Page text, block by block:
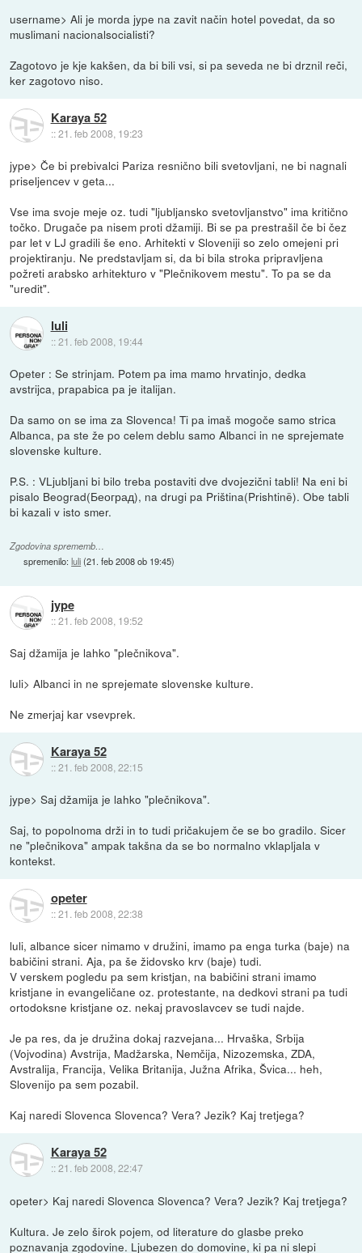
username> Ali je morda jype na zavit način hotel povedat, da so
muslimani nacionalsocialisti?
Zagotovo je kje kakšen, da bi bili vsi, si pa seveda ne bi drznil reči,
ker zagotovo niso.
Karaya 52
::21. feb 2008, 19:23
jype> Če bi prebivalci Pariza resnično bili svetovljani, ne bi nagnali
priseljencev v geta...
Vse ima svoje meje oz. tudi "ljubljansko svetovljanstvo" ima kritično
točko. Drugače pa nisem proti džamiji. Bi se pa prestrašil če bi čez
par let v LJ gradili še eno. Arhitekti v Sloveniji so zelo omejeni pri
projektiranju. Ne predstavljam si, da bi bila stroka pripravljena
požreti arabsko arhitekturo v "Plečnikovem mestu". To pa se da
"uredit".
luli
::21. feb 2008, 19:44
Opeter : Se strinjam. Potem pa ima mamo hrvatinjo, dedka
avstrijca, prapabica pa je italijan.
Da samo on se ima za Slovenca! Ti pa imaš mogoče samo strica
Albanca, pa ste že po celem deblu samo Albanci in ne sprejemate
slovenske kulture.
P.S. : VLjubljani bi bilo treba postaviti dve dvojezični tabli! Na eni bi
pisalo Beograd(Београд), na drugi pa Priština(Prishtinë). Obe tabli
bi kazali v isto smer.
Zgodovina sprememb…
spremenilo:luli(21. feb 2008 ob 19:45)
jype
::21. feb 2008, 19:52
Saj džamija je lahko "plečnikova".
luli> Albanci in ne sprejemate slovenske kulture.
Ne zmerjaj kar vsevprek.
Karaya 52
::21. feb 2008, 22:15
jype> Saj džamija je lahko "plečnikova".
Saj, to popolnoma drži in to tudi pričakujem če se bo gradilo. Sicer
ne "plečnikova" ampak takšna da se bo normalno vklapljala v
kontekst.
opeter
::21. feb 2008, 22:38
luli, albance sicer nimamo v družini, imamo pa enga turka (baje) na
babičini strani. Aja, pa še židovsko krv (baje) tudi.
V verskem pogledu pa sem kristjan, na babičini strani imamo
kristjane in evangeličane oz. protestante, na dedkovi strani pa tudi
ortodoksne kristjane oz. nekaj pravoslavcev se tudi najde.
Je pa res, da je družina dokaj razvejana... Hrvaška, Srbija
(Vojvodina) Avstrija, Madžarska, Nemčija, Nizozemska, ZDA,
Avstralija, Francija, Velika Britanija, Južna Afrika, Švica... heh,
Slovenijo pa sem pozabil.
Kaj naredi Slovenca Slovenca? Vera? Jezik? Kaj tretjega?
Karaya 52
::21. feb 2008, 22:47
opeter> Kaj naredi Slovenca Slovenca? Vera? Jezik? Kaj tretjega?
Kultura. Je zelo širok pojem, od literature do glasbe preko
poznavanja zgodovine. Ljubezen do domovine, ki pa ni slepi